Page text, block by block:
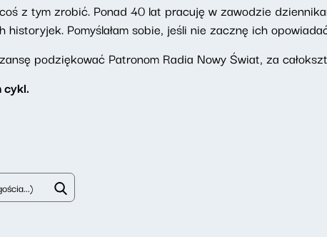
z tym zrobić. Ponad 40 lat pracuję w zawodzie
historyjek. Pomyślałam sobie, jeśli nie zacznę ich
podziękować Patronom Radia Nowy Świat, za
cykl.